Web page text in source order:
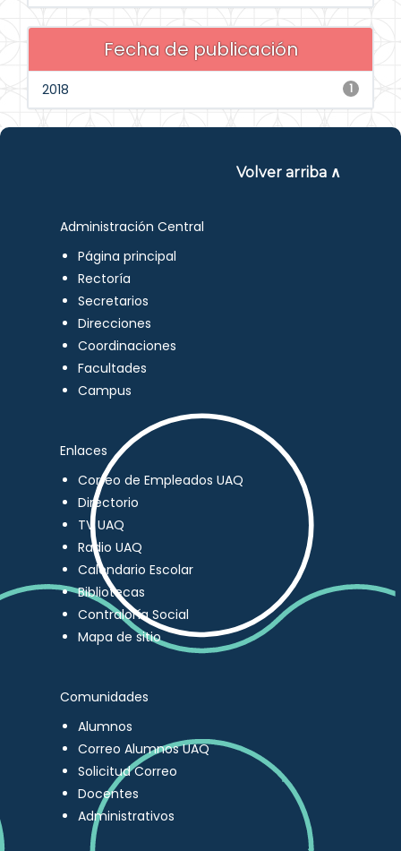
Fecha de publicación
1
2018
Volver arriba ∧
Administración Central
Página principal
Rectoría
Secretarios
Direcciones
Coordinaciones
Facultades
Campus
Enlaces
Correo de Empleados UAQ
Directorio
TV UAQ
Radio UAQ
Calendario Escolar
Bibliotecas
Contraloría Social
Mapa de sitio
Comunidades
Alumnos
Correo Alumnos UAQ
Solicitud Correo
Docentes
Administrativos